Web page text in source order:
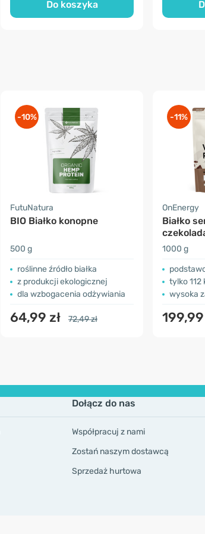
Do koszyka
-10%
FutuNatura
BIO Białko konopne
500 g
roślinne źródło białka
z produkcji ekologicznej
dla wzbogacenia odżywiania
64,99 zł 72,49 zł
-11%
OnEnergy
Białko
1000 g
tylko 112
wysoka
199,99
Dołącz do nas
Współpracuj z nami
Zostań naszym dostawcą
Sprzedaż hurtowa